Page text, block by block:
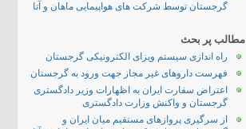
گرجستان توسط شرکت های هواپیمایی ماهان و آتا
مطالب پر بحث
راه اندازی سیستم ویزای الکترونیکی گرجستان
فهرست داروهای غیر مجاز جهت ورود به گرجستان
اعتراض سفارت ایران به اظهارات وزیر دادگستری
گرجستان و واکنش وزارت دادگستری
از سرگیری پروازهای مستقیم میان ایران و